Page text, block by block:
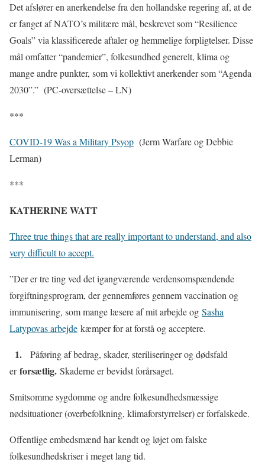
Det afslører en anerkendelse fra den hollandske regering af, at de
er fanget af NATO’s militære mål, beskrevet som “Resilience
Goals” via klassificerede aftaler og hemmelige forpligtelser. Disse
mål omfatter “pandemier”, folkesundhed generelt, klima og
mange andre punkter, som vi kollektivt anerkender som “Agenda
2030”.” (PC-oversættelse – LN)
***
COVID-19 Was a Military Psyop (Jerm Warfare og Debbie
Lerman)
***
KATHERINE WATT
Three true things that are really important to understand, and also
very difficult to accept.
”Der er tre ting ved det igangværende verdensomspændende
forgiftningsprogram, der gennemføres gennem vaccination og
immunisering, som mange læsere af mit arbejde og Sasha
Latypovas arbejde kæmper for at forstå og acceptere.
1. Påføring af bedrag, skader, steriliseringer og dødsfald
erforsætlig. Skaderne er bevidst forårsaget.
Smitsomme sygdomme og andre folkesundhedsmæssige
nødsituationer (overbefolkning, klimaforstyrrelser) er forfalskede.
Offentlige embedsmænd har kendt og løjet om falske
folkesundhedskriser i meget lang tid.